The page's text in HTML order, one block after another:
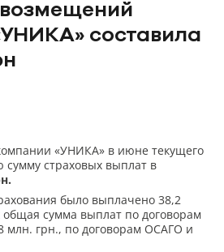
составила
«УНИКА» в июне текущего
страховых выплат в
было выплачено 38,2
сумма выплат по договорам
млн. грн., по договорам ОСАГО и